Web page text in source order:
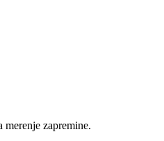
merenje zapremine.